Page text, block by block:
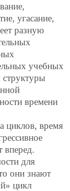
угасание,
разную
учебных
структуры
времени
циклов, время
вперед.
для
они знают
цикл